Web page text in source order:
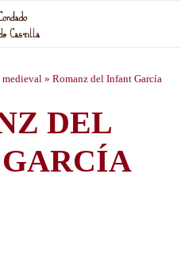
medieval » Romanz del Infant García
DEL